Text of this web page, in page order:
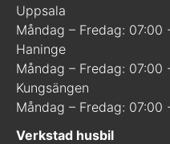
Uppsala
Måndag – Fredag: 07:00
Haninge
Måndag – Fredag: 07:00
Kungsängen
Måndag – Fredag: 07:00
Verkstad husbil